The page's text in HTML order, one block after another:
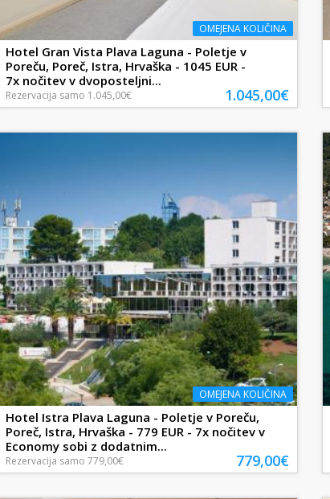
OMEJENA KOLIČINA
Hotel Gran Vista Plava Laguna - Poletje v
Poreču, Poreč, Istra, Hrvaška - 1045 EUR -
7x nočitev v dvoposteljni...
Rezervacija samo 1.045,00€ 1.045,00€
OMEJENA KOLIČINA
Hotel Istra Plava Laguna - Poletje v Poreču,
Poreč, Istra, Hrvaška - 779 EUR - 7x nočitev v
Economy sobi z dodatnim...
Rezervacija samo 779,00€ 779,00€